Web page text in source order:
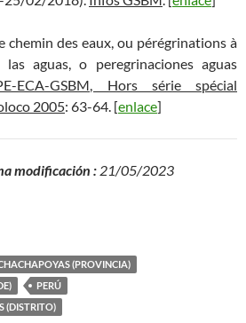
chemin des eaux, ou pérégrinations à
aguas, o peregrinaciones aguas
ECA-GSBM, Hors série spécial
2005: 63-64. [enlace]
modificación : 21/05/2023
(PROVINCIA)
PERÚ
(DISTRITO)